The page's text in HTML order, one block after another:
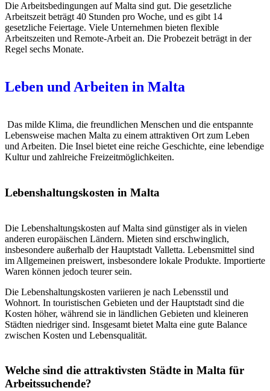
Die Arbeitsbedingungen auf Malta sind gut. Die gesetzliche
Arbeitszeit beträgt 40 Stunden pro Woche, und es gibt 14
gesetzliche Feiertage. Viele Unternehmen bieten flexible
Arbeitszeiten und Remote-Arbeit an. Die Probezeit beträgt in der
Regel sechs Monate.
Leben und Arbeiten in Malta
Das milde Klima, die freundlichen Menschen und die entspannte
Lebensweise machen Malta zu einem attraktiven Ort zum Leben
und Arbeiten. Die Insel bietet eine reiche Geschichte, eine lebendige
Kultur und zahlreiche Freizeitmöglichkeiten.
Lebenshaltungskosten in Malta
Die Lebenshaltungskosten auf Malta sind günstiger als in vielen
anderen europäischen Ländern. Mieten sind erschwinglich,
insbesondere außerhalb der Hauptstadt Valletta. Lebensmittel sind
im Allgemeinen preiswert, insbesondere lokale Produkte. Importierte
Waren können jedoch teurer sein.
Die Lebenshaltungskosten variieren je nach Lebensstil und
Wohnort. In touristischen Gebieten und der Hauptstadt sind die
Kosten höher, während sie in ländlichen Gebieten und kleineren
Städten niedriger sind. Insgesamt bietet Malta eine gute Balance
zwischen Kosten und Lebensqualität.
Welche sind die attraktivsten Städte in Malta für
Arbeitssuchende?